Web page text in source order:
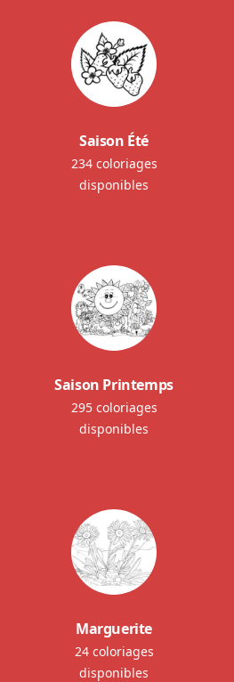
Saison Été
234 coloriages
disponibles
Saison Printemps
295 coloriages
disponibles
Marguerite
24 coloriages
disponibles